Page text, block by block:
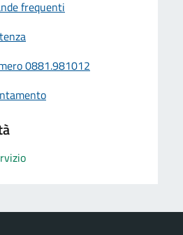
frequenti
0881.981012